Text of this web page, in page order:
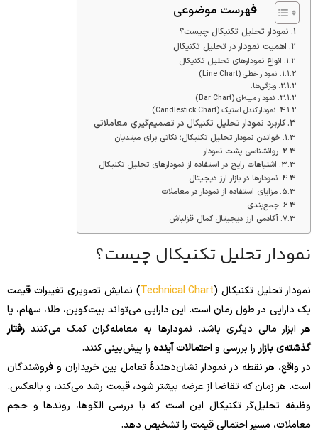
فهرست موضوعی
نمودار تحلیل تکنیکال چیست؟
اهمیت نمودار در تحلیل تکنیکال
انواع نمودارهای تحلیل تکنیکال
نمودار خطی (Line Chart)
ویژگی‌ها:
نمودار میله‌ای (Bar Chart)
نمودار کندل استیک (Candlestick Chart)
کاربرد نمودار تحلیل تکنیکال در تصمیم‌گیری معاملاتی
خواندن نمودار تحلیل تکنیکال؛ نکاتی برای مبتدیان
روانشناسی پشت نمودار
اشتباهات رایج در استفاده از نمودارهای تحلیل تکنیکال
نمودارها در بازار ارز دیجیتال
مزایای استفاده از نمودار در معاملات
جمع‌بندی
آکادمی ارز دیجیتال کمال قزلباش
نمودار تحلیل تکنیکال چیست؟
نمودار تحلیل تکنیکال (Technical Chart) نمایش تصویری تغییرات قیمت
یک دارایی در طول زمان است. این دارایی می‌تواند بیت‌کوین، طلا، سهام، یا
هر ابزار مالی دیگری باشد. نمودارها به معامله‌گران کمک می‌کنند رفتار
گذشته‌ی بازار را بررسی واحتمالات آینده را پیش‌بینی کنند.
در واقع، هر نقطه در نمودار نشان‌دهندهٔ تعامل بین خریداران و فروشندگان
است. هر زمان که تقاضا از عرضه بیشتر شود، قیمت رشد می‌کند، و بالعکس.
وظیفه تحلیل‌گر تکنیکال این است که با بررسی الگوها، روندها و حجم
معاملات، مسیر احتمالی قیمت را تشخیص دهد.